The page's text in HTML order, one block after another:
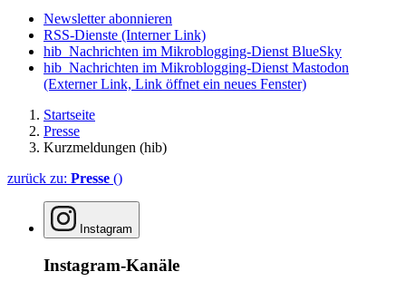
Newsletter abonnieren
RSS-Dienste (Interner Link)
hib_Nachrichten im Mikroblogging-Dienst BlueSky
hib_Nachrichten im Mikroblogging-Dienst Mastodon
(Externer Link, Link öffnet ein neues Fenster)
Startseite
Presse
Kurzmeldungen (hib)
zurück zu: Presse ()
Instagram
Instagram-Kanäle